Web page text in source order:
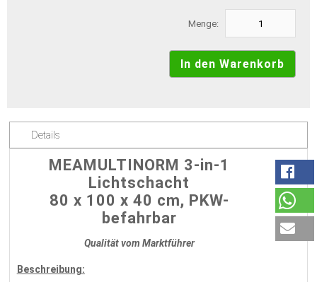
Menge:
Details
MEAMULTINORM 3-in-1
Lichtschacht
80 x 100 x 40 cm, PKW-
befahrbar
Qualität vom Marktführer
Beschreibung: